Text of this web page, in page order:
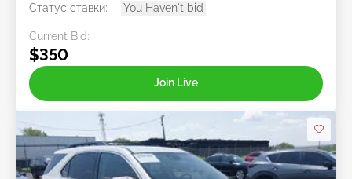
Статус ставки:
You Haven't bid
Current Bid:
$350
Join Live